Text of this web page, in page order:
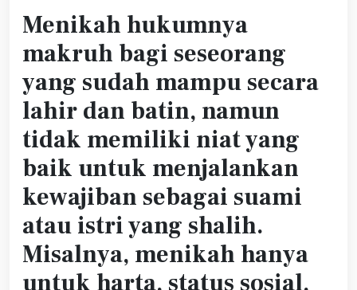
Menikah hukumnya
makruh bagi seseorang
yang sudah mampu secara
lahir dan batin, namun
tidak memiliki niat yang
baik untuk menjalankan
kewajiban sebagai suami
atau istri yang shalih.
Misalnya, menikah hanya
untuk harta, status sosial,